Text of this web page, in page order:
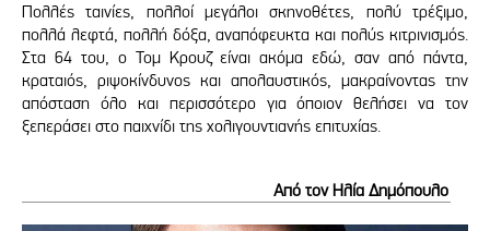
Πολλές ταινίες, πολλοί μεγάλοι σκηνοθέτες, πολύ τρέξιμο,
πολλά λεφτά, πολλή δόξα, αναπόφευκτα και πολύς κιτρινισμός.
Στα 64 του, ο Τομ Κρουζ είναι ακόμα εδώ, σαν από πάντα,
κραταιός, ριψοκίνδυνος και απολαυστικός, μακραίνοντας την
απόσταση όλο και περισσότερο για όποιον θελήσει να τον
ξεπεράσει στο παιχνίδι της χολιγουντιανής επιτυχίας.
Από τον Ηλία Δημόπουλο